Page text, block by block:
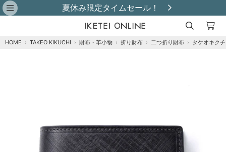
レビュー投稿で革小物プレゼント！
HOME › TAKEO KIKUCHI › 財布・革小物 › 折り財布 › 二つ折り財布 › タケオキク
に【ご注文者様のご住所】へ発送いたします。